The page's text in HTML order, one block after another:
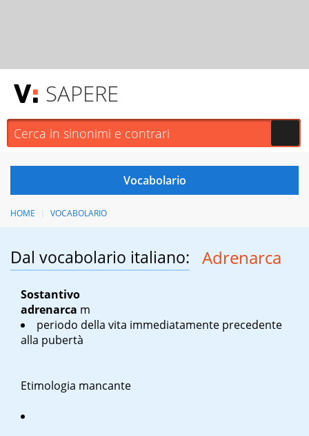
SAPERE
HOME VOCABOLARIO
Dal vocabolario italiano: Adrenarca
Sostantivo
adrenarca m
periodo della vita immediatamente precedente
alla pubertà
Etimologia mancante